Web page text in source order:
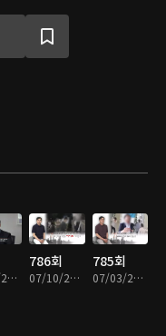
07/17/2026 • 49분
786회
07/10/2026 • 51분
785회
07/03/2026 • 53분